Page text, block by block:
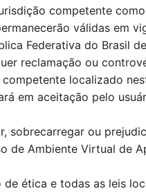
competente
válidas em
Federativa do Brasil
reclamação ou
localizado
em aceitação pelo
sobrecarregar ou
de Ambiente Virtual de
ética e todas as leis